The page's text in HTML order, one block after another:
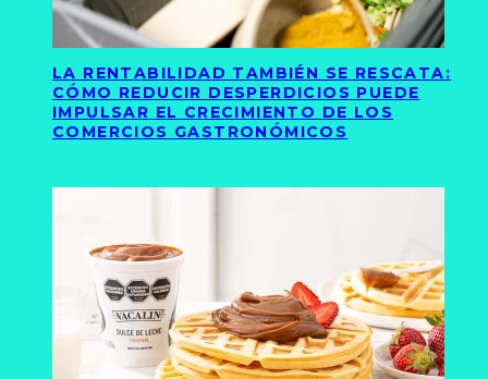
LA RENTABILIDAD TAMBIÉN SE RESCATA:
CÓMO REDUCIR DESPERDICIOS PUEDE
IMPULSAR EL CRECIMIENTO DE LOS
COMERCIOS GASTRONÓMICOS